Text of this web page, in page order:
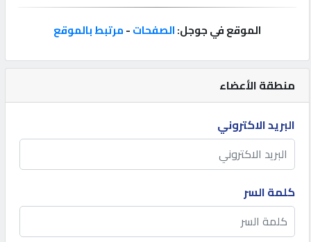
إعلانات
المنتدى
كيو
مزاد
كيو
نمبر
منطقة الأعضاء
البريد الاكتروني
كلمة السر
الموقع في جوجل:الصفحات-مرتبط بالموقع